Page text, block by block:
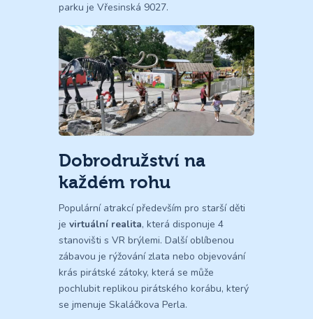
parku je Vřesinská 9027.
Dobrodružství na
každém rohu
Populární atrakcí především pro starší děti
je virtuální realita, která disponuje 4
stanovišti s VR brýlemi. Další oblíbenou
zábavou je rýžování zlata nebo objevování
krás pirátské zátoky, která se může
pochlubit replikou pirátského korábu, který
se jmenuje Skaláčkova Perla.